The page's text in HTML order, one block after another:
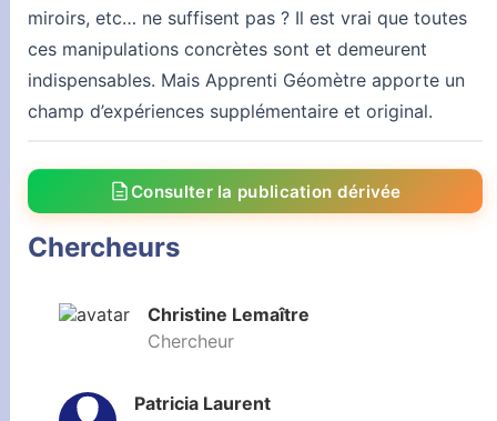
miroirs, etc… ne suffisent pas ? Il est vrai que toutes
ces manipulations concrètes sont et demeurent
indispensables. Mais Apprenti Géomètre apporte un
champ d’expériences supplémentaire et original.
descriptionConsulter la publication dérivée
Chercheurs
Christine Lemaître
Chercheur
Patricia Laurent